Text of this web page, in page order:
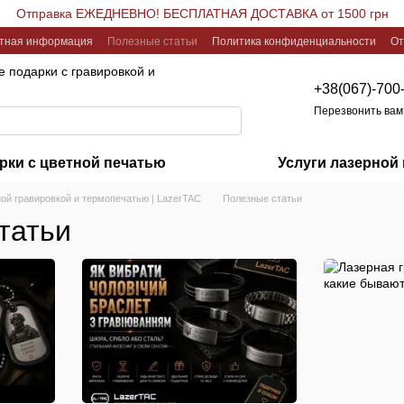
Отправка ЕЖЕДНЕВНО! БЕСПЛАТНАЯ ДОСТАВКА от 1500 грн
информация Полезные статьи Политика конфиденциальности
с гравировкой и
+38(067)-
Перезвонить
с цветной печатью Услуги лазерной
гравировкой и термопечатью | LazerTAC Полезные статьи